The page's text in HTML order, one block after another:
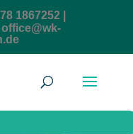
1867252 |
office@wk-